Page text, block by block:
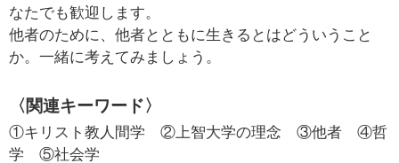
なたでも歓迎します。
他者のために、他者とともに生きるとはどういうこと
か。一緒に考えてみましょう。
〈関連キーワード〉
①キリスト教人間学　②上智大学の理念　③他者　④哲
学　⑤社会学